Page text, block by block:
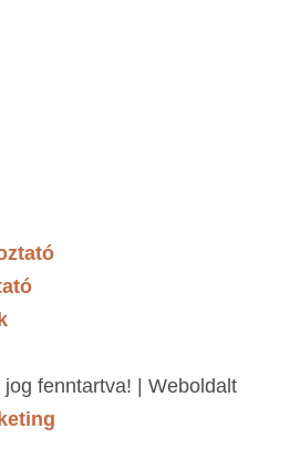
fenntartva! | Weboldalt